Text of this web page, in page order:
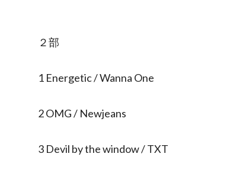
２部
1 Energetic / Wanna One
2 OMG / Newjeans
3 Devil by the window / TXT